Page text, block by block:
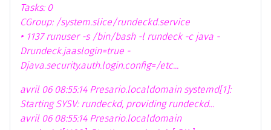
Tasks: 0
CGroup: /system.slice/rundeckd.service
‣ 1137 runuser -s /bin/bash -l rundeck -c java -
Drundeck.jaaslogin=true -
Djava.security.auth.login.config=/etc...
avril 06 08:55:14 Presario.localdomain systemd[1]:
Starting SYSV: rundeckd, providing rundeckd...
avril 06 08:55:14 Presario.localdomain